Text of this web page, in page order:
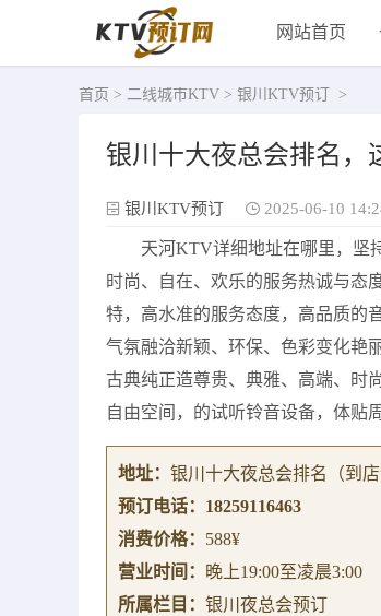
网站首页
首页 > 二线城市KTV > 银川KTV预订 >
银川十大夜总会排名，
银川KTV预订 2025-06-10
天河KTV详细地址在哪里，坚
时尚、自在、欢乐的服务热诚与态
特，高水准的服务态度，高品质的
气氛融洽新颖、环保、色彩变化艳
古典纯正造尊贵、典雅、高端、时
自由空间，的试听铃音设备，体贴周
地址： 银川十大夜总会排名
（到
预订电话： 18259116463
消费价格： 588¥
营业时间：
晚上19:00至凌晨3:00
所属栏目： 银川夜总会预订